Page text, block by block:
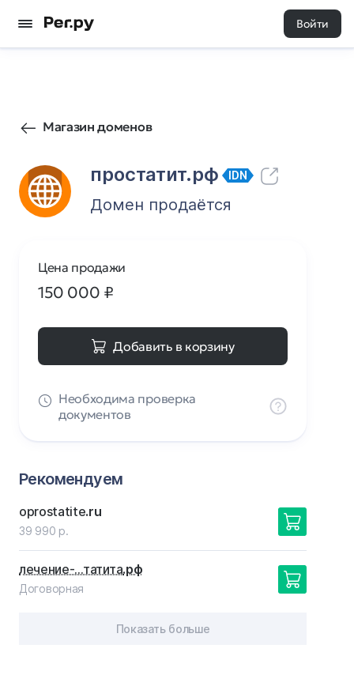
Войти
Магазин доменов
простатит.рф IDN
15 0
Домен продаётся
Цена продажи
150 000 ₽
Добавить в корзину
Необходима проверка
документов
Рекомендуем
oprostatite.ru
39 990 р.
лечение-…татита.рф
Договорная
Показать больше